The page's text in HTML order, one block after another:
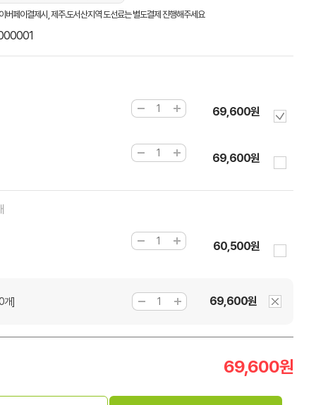
버페이결제시, 제주.도서산지역 도선료는 별도결제 진행해주세요
69,600원
69,600원
60,500원
개] 69,600원
69,600원